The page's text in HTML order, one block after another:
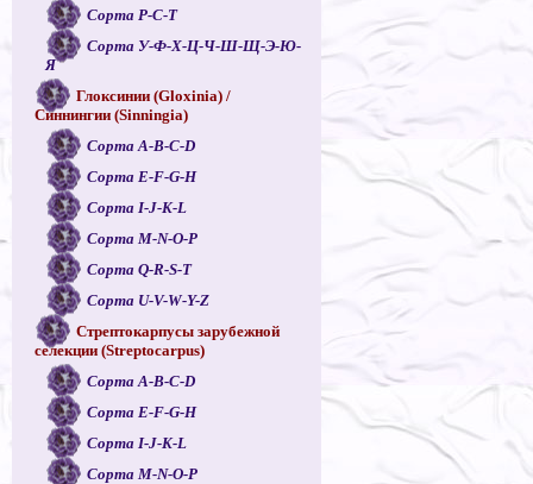
Сорта Р-С-Т
Сорта У-Ф-Х-Ц-Ч-Ш-Щ-Э-Ю-
Я
Глоксинии (Gloxinia) /
Синнингии (Sinningia)
Сорта A-B-C-D
Сорта E-F-G-H
Сорта I-J-K-L
Сорта M-N-O-P
Сорта Q-R-S-T
Сорта U-V-W-Y-Z
Стрептокарпусы зарубежной
селекции (Streptocarpus)
Сорта A-B-C-D
Сорта E-F-G-H
Сорта I-J-K-L
Сорта M-N-O-P